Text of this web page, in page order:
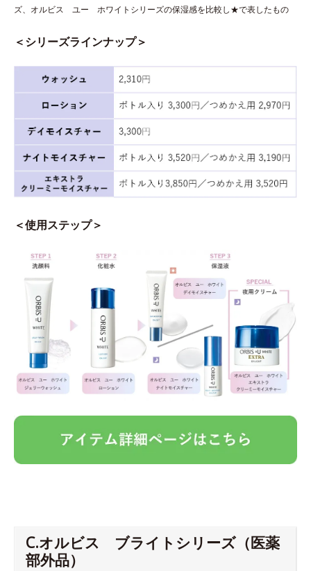
ズ、オルビス ユー ホワイトシリーズの保湿感を比較し★で表したもの
＜シリーズラインナップ＞
＜使用ステップ＞
C.オルビス ブライトシリーズ（医薬
部外品）